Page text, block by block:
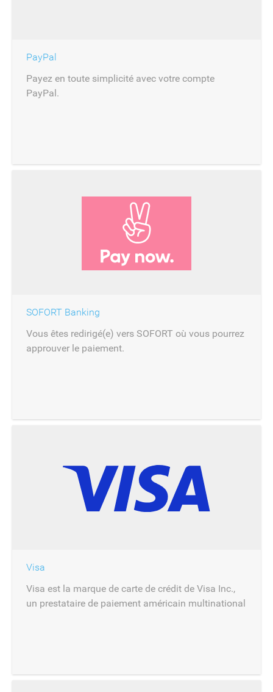
PayPal
Payez en toute simplicité avec votre compte
PayPal.
SOFORT Banking
Vous êtes redirigé(e) vers SOFORT où vous pourrez
approuver le paiement.
Visa
Visa est la marque de carte de crédit de Visa Inc.,
un prestataire de paiement américain multinational